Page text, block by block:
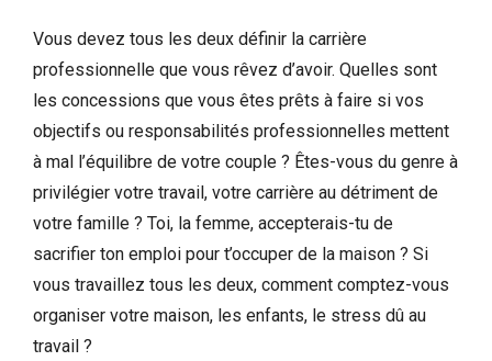
Vous devez tous les deux définir la carrière
professionnelle que vous rêvez d’avoir. Quelles sont
les concessions que vous êtes prêts à faire si vos
objectifs ou responsabilités professionnelles mettent
à mal l’équilibre de votre couple ? Êtes-vous du genre à
privilégier votre travail, votre carrière au détriment de
votre famille ? Toi, la femme, accepterais-tu de
sacrifier ton emploi pour t’occuper de la maison ? Si
vous travaillez tous les deux, comment comptez-vous
organiser votre maison, les enfants, le stress dû au
travail ?